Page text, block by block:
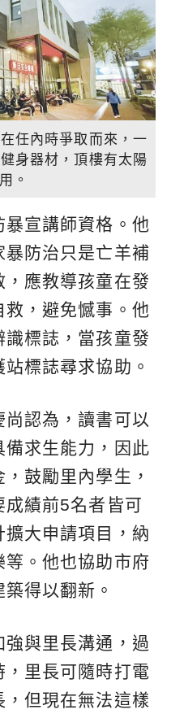
任內時爭取而來，一
身器材，頂樓有太陽
。
暴宣講師資格。他
防治只是亡羊補
應教導孩童在發
救，避免憾事。他
標誌，當孩童發
標誌尋求協助。
認為，讀書可以
備求生能力，因此
鼓勵里內學生，
績前5名者皆可
大申請項目，納
等。他也協助市府
得以翻新。
與里長溝通，過
里長可隨時打電
但現在無法這樣